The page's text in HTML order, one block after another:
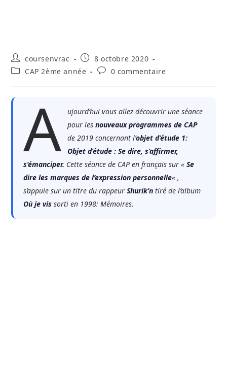
Auteur/autrice
de
la
coursenvrac
Publication
publiée :
8 octobre 2020
PostCAP 2ème année
Commentaires
0 commentaire
A
ujourd’hui vous allez découvrir une séance
pour lesnouveaux programmes de CAP
de 2019 concernant l’objet d’étude 1:
Objet d’étude : Se dire, s’affirmer,
s’émanciper. Cette séance de CAP en français sur «Se
dire les marques de l’expression personnelle« ,
s’appuie sur un titre du rappeurShurik’n tiré de l’album
Où je vis sorti en 1998: Mémoires.